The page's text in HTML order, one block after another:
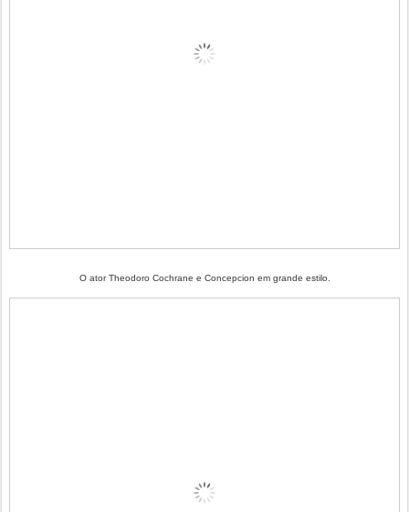
O ator Theodoro Cochrane e Concepcion em grande estilo.